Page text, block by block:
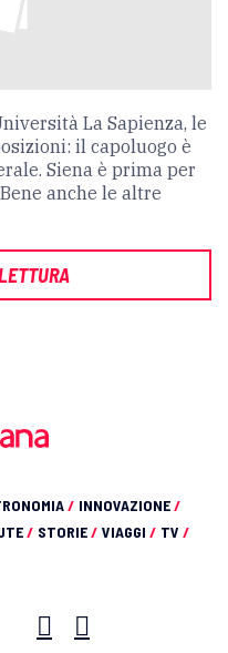
La Sapienza, le
il capoluogo è
Siena è prima per
anche le altre
/ INNOVAZIONE/
/ STORIE/ VIAGGI / TV /